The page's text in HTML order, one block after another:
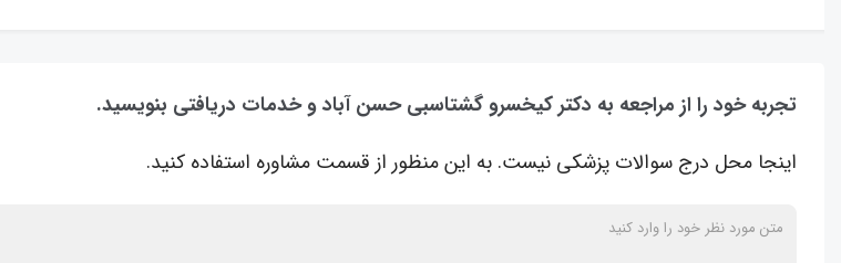
تجربه خود را از مراجعه به دکتر کیخسرو گشتاسبی حسن آباد و خدمات دریافتی بنویسید.
اینجا محل درج سوالات پزشکی نیست. به این منظور از قسمت مشاوره استفاده کنید.